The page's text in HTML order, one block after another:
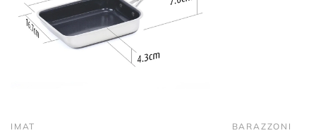
IMAT BARAZZONI